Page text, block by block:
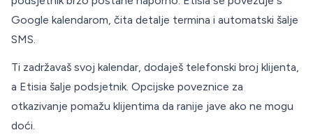
Google kalendarom, čita detalje termina i automatski šalje
SMS.
Ti zadržavaš svoj kalendar, dodaješ telefonski broj klijenta,
a Etisia šalje podsjetnik. Opcijske poveznice za
otkazivanje pomažu klijentima da ranije jave ako ne mogu
doći.